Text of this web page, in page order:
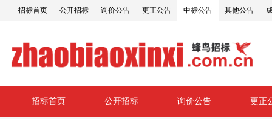
招标首页 公开招标 询价公告 更正公告 中标公告 其他公告
招标首页 公开招标 询价公告 更正